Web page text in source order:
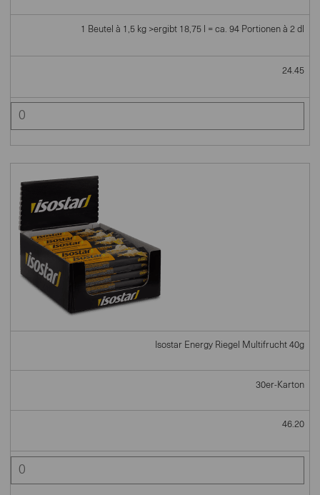
1 Beutel à 1,5 kg >ergibt 18,75 l = ca. 94 Portionen à 2 dl
24.45
Isostar Energy Riegel Multifrucht 40g
30er-Karton
46.20